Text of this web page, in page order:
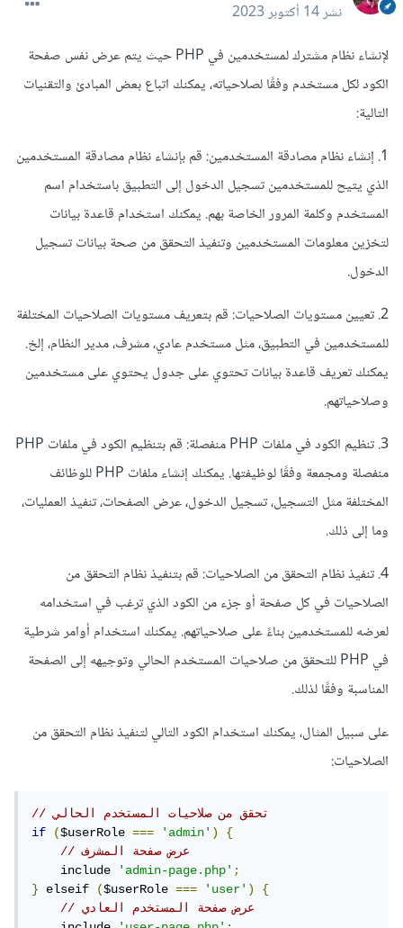
نشر14 أكتوبر 2023
لإنشاء نظام مشترك لمستخدمين في PHP حيث يتم عرض نفس صفحة
الكود لكل مستخدم وفقًا لصلاحياته، يمكنك اتباع بعض المبادئ والتقنيات
التالية:
1. إنشاء نظام مصادقة المستخدمين: قم بإنشاء نظام مصادقة المستخدمين
الذي يتيح للمستخدمين تسجيل الدخول إلى التطبيق باستخدام اسم
المستخدم وكلمة المرور الخاصة بهم. يمكنك استخدام قاعدة بيانات
لتخزين معلومات المستخدمين وتنفيذ التحقق من صحة بيانات تسجيل
الدخول.
2. تعيين مستويات الصلاحيات: قم بتعريف مستويات الصلاحيات المختلفة
للمستخدمين في التطبيق، مثل مستخدم عادي، مشرف، مدير النظام، إلخ.
يمكنك تعريف قاعدة بيانات تحتوي على جدول يحتوي على مستخدمين
وصلاحياتهم.
3. تنظيم الكود في ملفات PHP منفصلة: قم بتنظيم الكود في ملفات PHP
منفصلة ومجمعة وفقًا لوظيفتها. يمكنك إنشاء ملفات PHP للوظائف
المختلفة مثل التسجيل، تسجيل الدخول، عرض الصفحات، تنفيذ العمليات،
وما إلى ذلك.
4. تنفيذ نظام التحقق من الصلاحيات: قم بتنفيذ نظام التحقق من
الصلاحيات في كل صفحة أو جزء من الكود الذي ترغب في استخدامه
لعرضه للمستخدمين بناءً على صلاحياتهم. يمكنك استخدام أوامر شرطية
في PHP للتحقق من صلاحيات المستخدم الحالي وتوجيهه إلى الصفحة
المناسبة وفقًا لذلك.
على سبيل المثال، يمكنك استخدام الكود التالي لتنفيذ نظام التحقق من
الصلاحيات:
// تحقق من صلاحيات المستخدم الحالي
if
($userRole === 'admin')
{
// عرض صفحة المشرف
    include
'admin-page.php';
}
elseif ($userRole === 'user')
{
// عرض صفحة المستخدم العادي